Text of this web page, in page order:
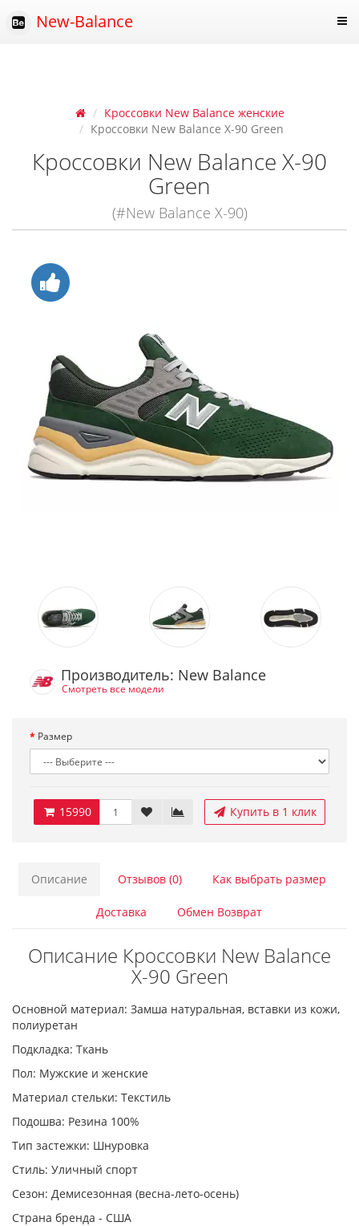
New-Balance
Кроссовки New Balance женские
Кроссовки New Balance Х-90 Green
Кроссовки New Balance Х-90
Green
(#New Balance X-90)
Производитель: New Balance
Смотреть все модели
Размер
15990 Купить в 1 клик
Описание Отзывов (0) Как выбрать размер
Доставка Обмен Возврат
Описание Кроссовки New Balance
Х-90 Green
Основной материал: Замша натуральная, вставки из кожи,
полиуретан
Подкладка: Ткань
Пол: Мужские и женские
Материал стельки: Текстиль
Подошва: Резина 100%
Тип застежки: Шнуровка
Стиль: Уличный спорт
Сезон: Демисезонная (весна-лето-осень)
Страна бренда - США